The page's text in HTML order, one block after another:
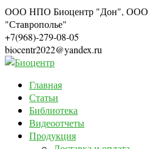
ООО НПО Биоцентр "Дон", ООО
"Ставрополье"
+7(968)-279-08-05
biocentr2022@yandex.ru
Главная
Статьи
Библиотека
Видеоотчеты
Продукция